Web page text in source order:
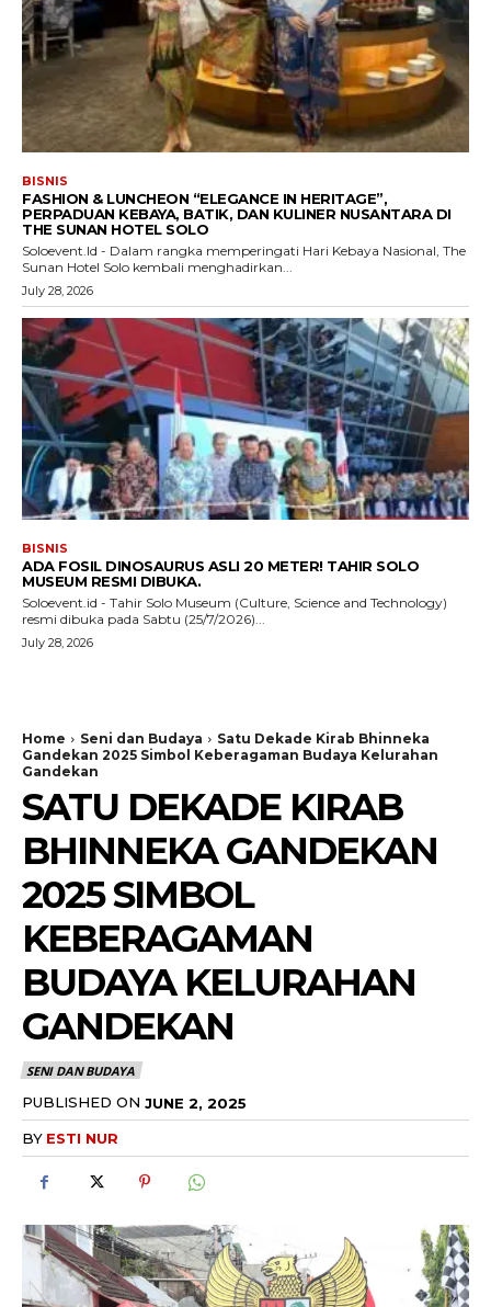
BISNIS
FASHION & LUNCHEON “ELEGANCE IN HERITAGE”,
PERPADUAN KEBAYA, BATIK, DAN KULINER NUSANTARA DI
THE SUNAN HOTEL SOLO
Soloevent.Id - Dalam rangka memperingati Hari Kebaya Nasional, The
Sunan Hotel Solo kembali menghadirkan...
July 28, 2026
BISNIS
ADA FOSIL DINOSAURUS ASLI 20 METER! TAHIR SOLO
MUSEUM RESMI DIBUKA.
Soloevent.id - Tahir Solo Museum (Culture, Science and Technology)
resmi dibuka pada Sabtu (25/7/2026)...
July 28, 2026